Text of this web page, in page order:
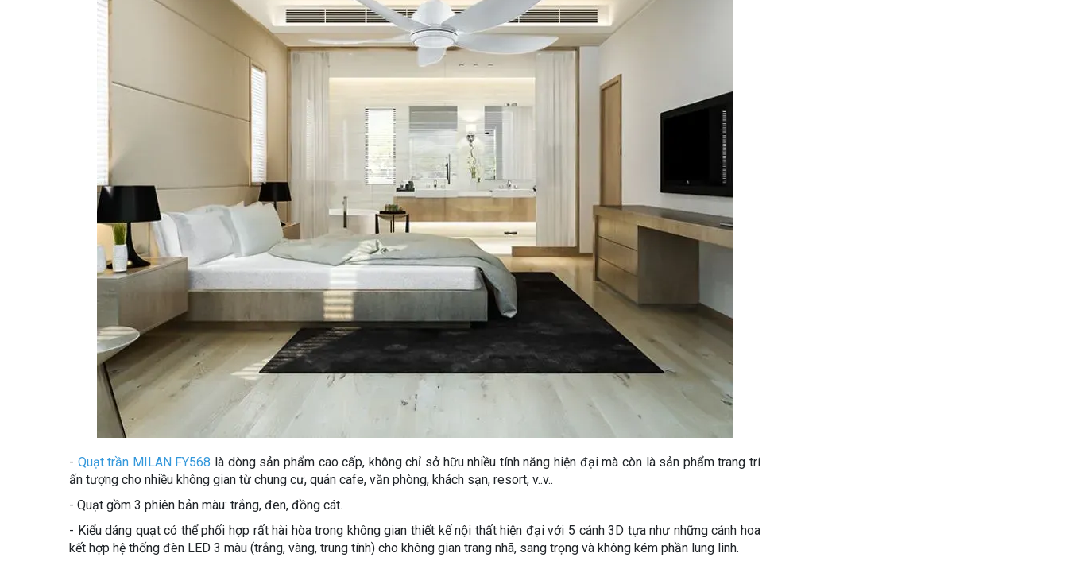
- Quạt trần MILAN FY568 là dòng sản phẩm cao cấp, không chỉ sở hữu nhiều tính năng hiện đại mà còn là sản phẩm trang trí
ấn tượng cho nhiều không gian từ chung cư, quán cafe, văn phòng, khách sạn, resort, v..v..
- Quạt gồm 3 phiên bản màu: trắng, đen, đồng cát.
- Kiểu dáng quạt có thể phối hợp rất hài hòa trong không gian thiết kế nội thất hiện đại với 5 cánh 3D tựa như những cánh hoa
kết hợp hệ thống đèn LED 3 màu (trắng, vàng, trung tính) cho không gian trang nhã, sang trọng và không kém phần lung linh.